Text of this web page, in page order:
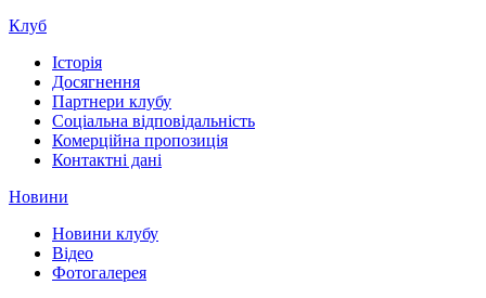
Клуб
Історія
Досягнення
Партнери клубу
Соціальна відповідальність
Комерційна пропозиція
Контактні дані
Новини
Новини клубу
Відео
Фотогалерея